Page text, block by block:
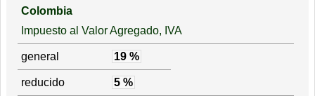
Colombia
Impuesto al Valor Agregado, IVA
general 19 %
reducido 5 %